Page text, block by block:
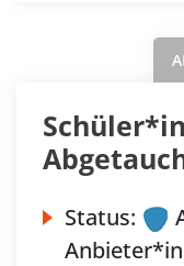
Status:
Anbieter*in